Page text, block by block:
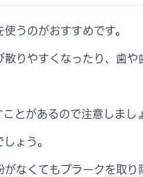
うのがおすすめです。
りやすくなったり、歯や
とがあるので注意しまし
ょう。
なくてもプラークを取り